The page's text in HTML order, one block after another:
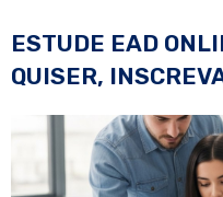
ESTUDE EAD
QUISER,